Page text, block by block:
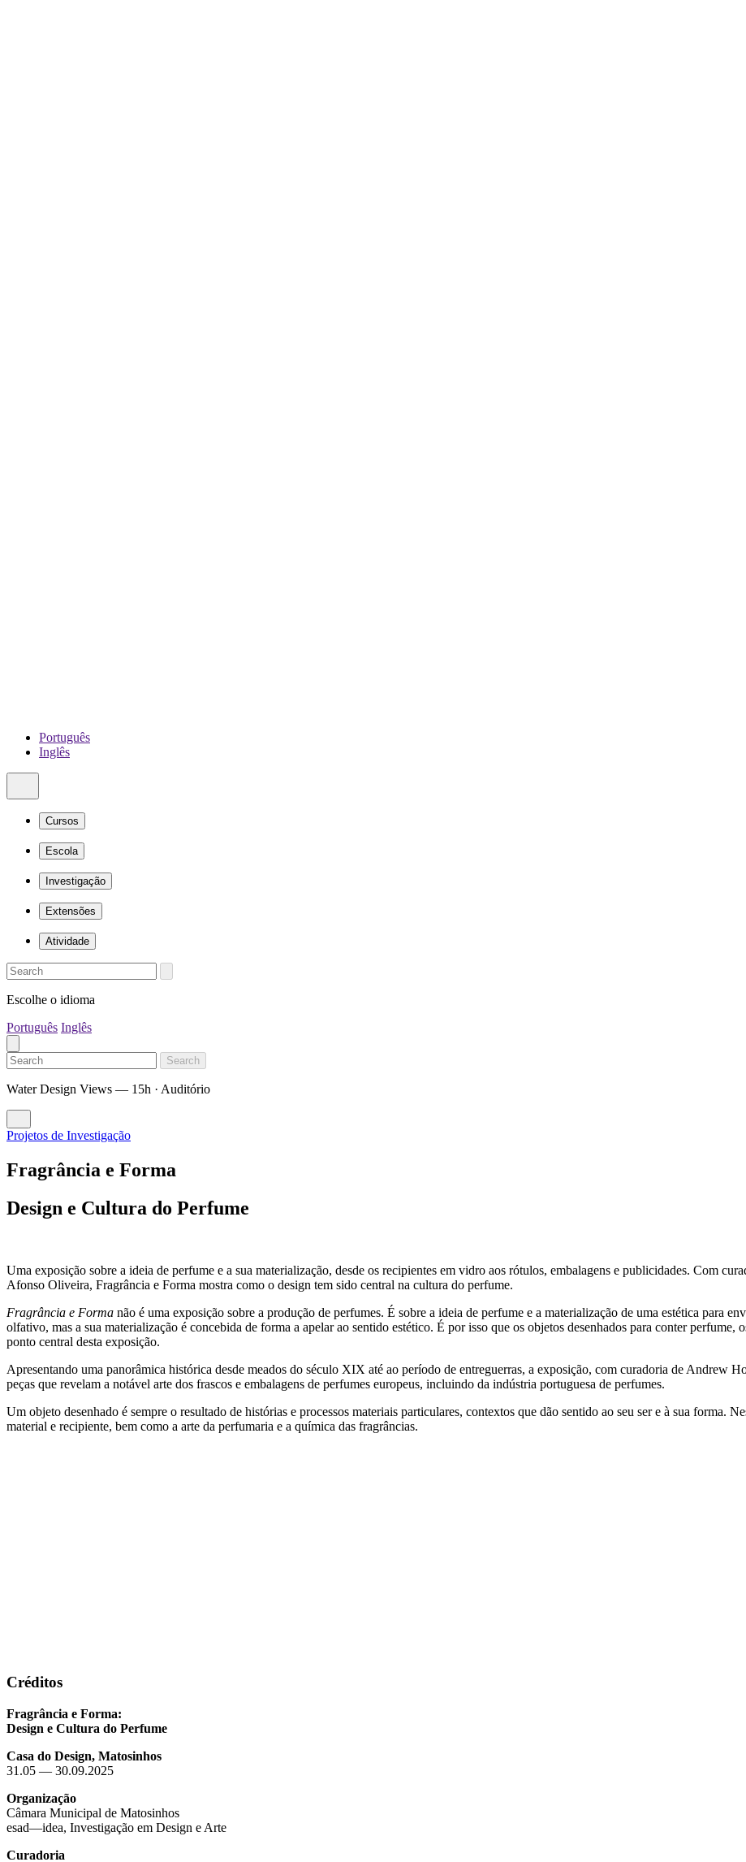
Português
Inglês
Cursos
Escola
Investigação
Extensões
Atividade
Escolhe o idioma
Português Inglês
Search
Water Design Views — 15h · Auditório
Projetos de Investigação
Fragrância e Forma
Design e Cultura do Perfume
Uma exposição sobre a ideia de perfume e a sua materialização, desde os recipientes em vidro aos rótulos, embalagens e publicidades. Com
Afonso Oliveira, Fragrância e Forma mostra como o design tem sido central na cultura do perfume.
Fragrância e Forma não é uma exposição sobre a produção de perfumes. É sobre a ideia de perfume e a materialização de uma estética para
olfativo, mas a sua materialização é concebida de forma a apelar ao sentido estético. É por isso que os objetos desenhados para conter perfume,
ponto central desta exposição.
Apresentando uma panorâmica histórica desde meados do século XIX até ao período de entreguerras, a exposição, com curadoria de Andrew
peças que revelam a notável arte dos frascos e embalagens de perfumes europeus, incluindo da indústria portuguesa de perfumes.
Um objeto desenhado é sempre o resultado de histórias e processos materiais particulares, contextos que dão sentido ao seu ser e à sua forma.
material e recipiente, bem como a arte da perfumaria e a química das fragrâncias.
Créditos
Fragrância e Forma:
Design e Cultura do Perfume
Casa do Design, Matosinhos
31.05 — 30.09.2025
Organização
Câmara Municipal de Matosinhos
esad—idea, Investigação em Design e Arte
Curadoria